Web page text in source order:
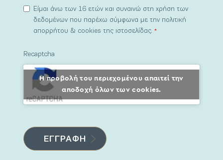
Είμαι άνω των 16 ετών και συναινώ στη χρήση των
δεδομένων που παρέχω σύμφωνα με την πολιτική
απορρήτου & cookies της ιστοσελίδας.*
Recaptcha
Η προβολή του περιεχομένου απαιτεί την
αποδοχή όλων των cookies.